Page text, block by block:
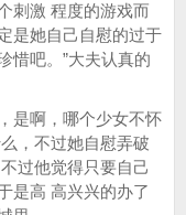
刺激 程度的游戏而
是她自己自慰的过于
惜吧。”大夫认真的
啊，哪个少女不怀
，不过她自慰弄破
过他觉得只要自己
是高 高兴兴的办了